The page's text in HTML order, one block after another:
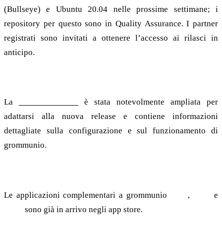
(Bullseye) e Ubuntu 20.04 nelle prossime settimane; i
repository per questo sono in Quality Assurance. I partner
registrati sono invitati a ottenere l’accesso ai rilasci in
anticipo.
La
è stata notevolmente ampliata per
adattarsi alla nuova release e contiene informazioni
dettagliate sulla configurazione e sul funzionamento di
grommunio.
Le applicazioni complementari a grommunio ,
e
sono già in arrivo negli app store.